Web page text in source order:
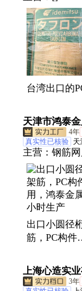
台湾出口的
天津市鸿泰
4年
真实性已核验 天
主营： 钢筋
钢筋网片、
网片、煤矿
地螺纹钢筋
架、小圆径
钢筋网片、
片塑料座架
片塑料支承
定位架
出口小圆径
筋，PC构件
小时生产
上海心造实
3年